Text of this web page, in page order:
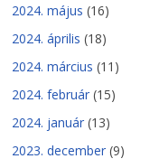
2024. május (16)
2024. április (18)
2024. március (11)
2024. február (15)
2024. január (13)
2023. december (9)